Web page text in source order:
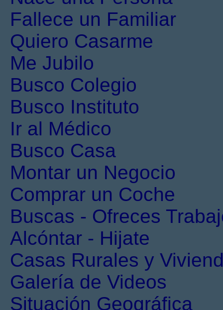
Fallece un Familiar
Quiero Casarme
Me Jubilo
Busco Colegio
Busco Instituto
Ir al Médico
Busco Casa
Montar un Negocio
Comprar un Coche
Buscas - Ofreces
Alcóntar - Hijate
Casas Rurales y
Galería de Videos
Situación Geográfica